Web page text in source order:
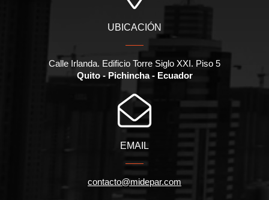
UBICACIÓN
Calle Irlanda. Edificio Torre Siglo XXI. Piso 5
Quito - Pichincha - Ecuador
EMAIL
contacto@midepar.com